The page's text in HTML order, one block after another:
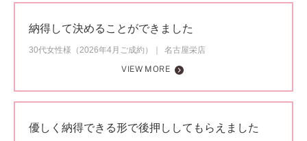
納得して決めることができました
30代女性様（2026年4月ご成約）
名古屋栄店
VIEW MORE
優しく納得できる形で後押ししてもらえました